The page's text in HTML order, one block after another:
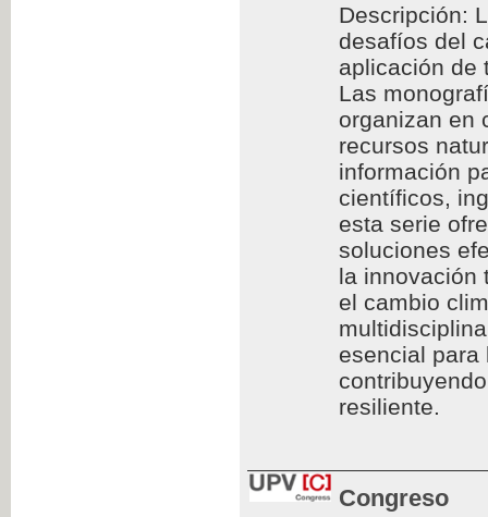
Descripción:
desafíos del
aplicación de
Las
organizan en
recursos
información
científicos,
esta serie
soluciones
la innovación
el cambio
esencial para
resiliente.
Congreso